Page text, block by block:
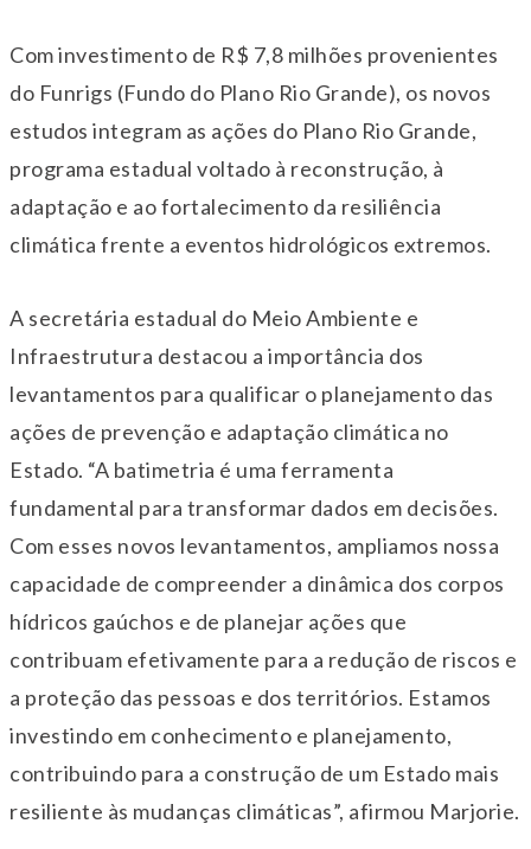
Com investimento de R$ 7,8 milhões provenientes
do Funrigs (Fundo do Plano Rio Grande), os novos
estudos integram as ações do Plano Rio Grande,
programa estadual voltado à reconstrução, à
adaptação e ao fortalecimento da resiliência
climática frente a eventos hidrológicos extremos.
A secretária estadual do Meio Ambiente e
Infraestrutura destacou a importância dos
levantamentos para qualificar o planejamento das
ações de prevenção e adaptação climática no
Estado. “A batimetria é uma ferramenta
fundamental para transformar dados em decisões.
Com esses novos levantamentos, ampliamos nossa
capacidade de compreender a dinâmica dos corpos
hídricos gaúchos e de planejar ações que
contribuam efetivamente para a redução de riscos e
a proteção das pessoas e dos territórios. Estamos
investindo em conhecimento e planejamento,
contribuindo para a construção de um Estado mais
resiliente às mudanças climáticas”, afirmou Marjorie.